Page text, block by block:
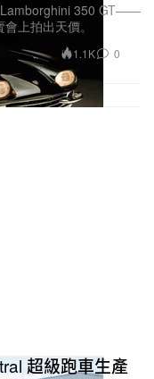
Lamborghini 350 GT——
上拍出天價。
1.1K 0
超級跑車生產